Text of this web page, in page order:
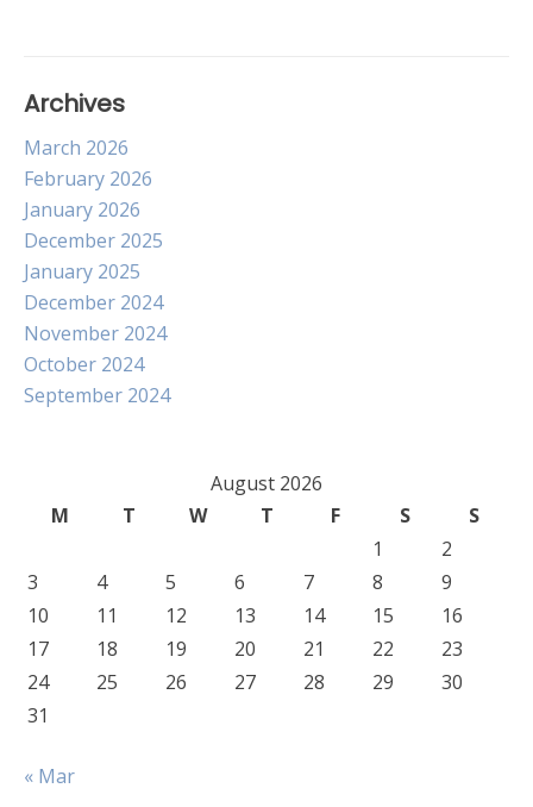
Archives
March 2026
February 2026
January 2026
December 2025
January 2025
December 2024
November 2024
October 2024
September 2024
August 2026
M
T W T F S
S
1
2
3
4 5 6 7 8
9
10
11 12 13 14 15
16
17
18 19 20 21 22
23
24
25 26 27 28 29
30
31
« Mar